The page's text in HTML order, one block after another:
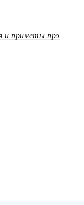
и приметы про